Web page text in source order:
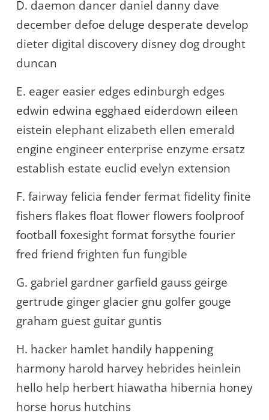
D. daemon dancer daniel danny dave
december defoe deluge desperate develop
dieter digital discovery disney dog drought
duncan
E. eager easier edges edinburgh edges
edwin edwina egghaed eiderdown eileen
eistein elephant elizabeth ellen emerald
engine engineer enterprise enzyme ersatz
establish estate euclid evelyn extension
F. fairway felicia fender fermat fidelity finite
fishers flakes float flower flowers foolproof
football foxesight format forsythe fourier
fred friend frighten fun fungible
G. gabriel gardner garfield gauss geirge
gertrude ginger glacier gnu golfer gouge
graham guest guitar guntis
H. hacker hamlet handily happening
harmony harold harvey hebrides heinlein
hello help herbert hiawatha hibernia honey
horse horus hutchins